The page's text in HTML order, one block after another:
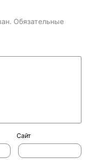
Обязательные
Сайт